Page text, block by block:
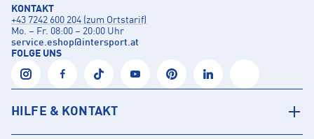
KONTAKT
+43 7242 600 204 (zum Ortstarif)
Mo. – Fr. 08:00 – 20:00 Uhr
service.eshop@intersport.at
FOLGE UNS
HILFE & KONTAKT